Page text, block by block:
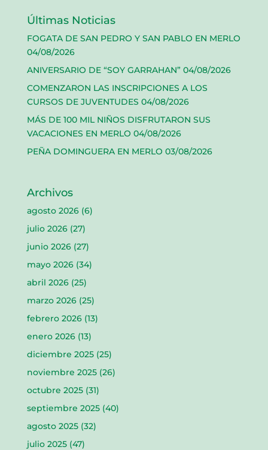
Últimas Noticias
FOGATA DE SAN PEDRO Y SAN PABLO EN MERLO
04/08/2026
ANIVERSARIO DE “SOY GARRAHAN” 04/08/2026
COMENZARON LAS INSCRIPCIONES A LOS
CURSOS DE JUVENTUDES 04/08/2026
MÁS DE 100 MIL NIÑOS DISFRUTARON SUS
VACACIONES EN MERLO 04/08/2026
PEÑA DOMINGUERA EN MERLO 03/08/2026
Archivos
agosto 2026(6)
julio 2026(27)
junio 2026(27)
mayo 2026(34)
abril 2026(25)
marzo 2026(25)
febrero 2026(13)
enero 2026(13)
diciembre 2025(25)
noviembre 2025(26)
octubre 2025(31)
septiembre 2025(40)
agosto 2025(32)
julio 2025(47)